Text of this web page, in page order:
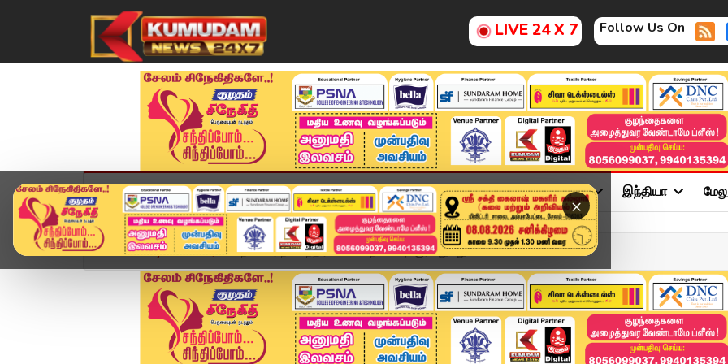
LIVE 24 X 7 Follow Us On
×
முகப்பு விளையாட்டு அண்மை தமிழ்நாடு சினிமா அரசியல் விளையாட்டு இந்தியா
Home வீடியோ ஸ்டோரி நயினார் நாகேந்திரன் பேச்சு நகைப்புக்குரியது- து...